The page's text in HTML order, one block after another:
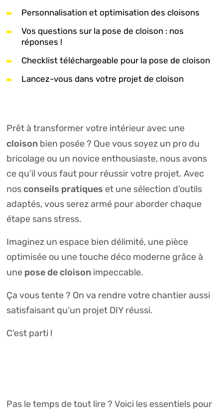
Personnalisation et optimisation des cloisons
Vos questions sur la pose de cloison : nos
réponses !
Checklist téléchargeable pour la pose de cloison
Lancez-vous dans votre projet de cloison
Prêt à transformer votre intérieur avec une
cloisonbien posée ? Que vous soyez un pro du
bricolage ou un novice enthousiaste, nous avons
ce qu’il vous faut pour réussir votre projet. Avec
nosconseils pratiques et une sélection d’outils
adaptés, vous serez armé pour aborder chaque
étape sans stress.
Imaginez un espace bien délimité, une pièce
optimisée ou une touche déco moderne grâce à
une pose de cloisonimpeccable.
Ça vous tente ? On va rendre votre chantier aussi
satisfaisant qu’un projet DIY réussi.
C’est parti !
Pas le temps de tout lire ? Voici les essentiels pour